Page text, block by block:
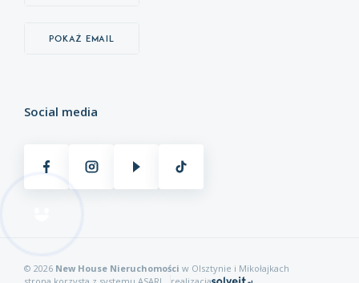
Pokaż email
Social media
© 2026 New House Nieruchomości w Olsztynie i Mikołajkach